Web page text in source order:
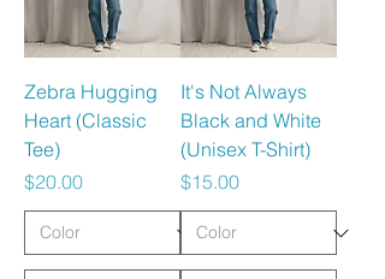
Zebra Hugging
Heart (Classic
Tee)
価格
$20.00
It's Not Always
Black and White
(Unisex T-Shirt)
価格
$15.00